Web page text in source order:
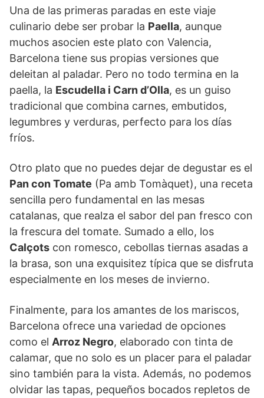
Una de las primeras paradas en este viaje
culinario debe ser probar la Paella, aunque
muchos asocien este plato con Valencia,
Barcelona tiene sus propias versiones que
deleitan al paladar. Pero no todo termina en la
paella, la Escudella i Carn d’Olla, es un guiso
tradicional que combina carnes, embutidos,
legumbres y verduras, perfecto para los días
fríos.
Otro plato que no puedes dejar de degustar es el
Pan con Tomate (Pa amb Tomàquet), una receta
sencilla pero fundamental en las mesas
catalanas, que realza el sabor del pan fresco con
la frescura del tomate. Sumado a ello, los
Calçots con romesco, cebollas tiernas asadas a
la brasa, son una exquisitez típica que se disfruta
especialmente en los meses de invierno.
Finalmente, para los amantes de los mariscos,
Barcelona ofrece una variedad de opciones
como el Arroz Negro, elaborado con tinta de
calamar, que no solo es un placer para el paladar
sino también para la vista. Además, no podemos
olvidar las tapas, pequeños bocados repletos de